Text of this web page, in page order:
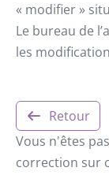
« modifier »
Le bureau de
les
Retour
Vous n'êtes
correction sur